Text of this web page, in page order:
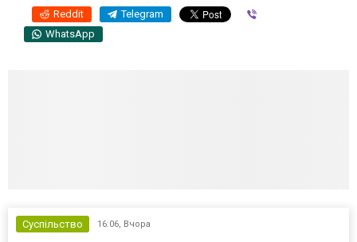
Reddit Telegram
WhatsApp
Суспільство 16:06, Вчора